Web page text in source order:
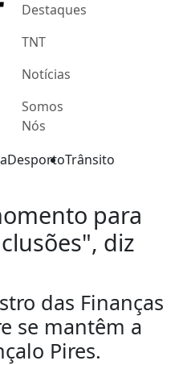
Destaques
TNT
Notícias
Somos
Nós
DesportoTrânsito
para
diz
das Finanças
se mantêm a
Pires.